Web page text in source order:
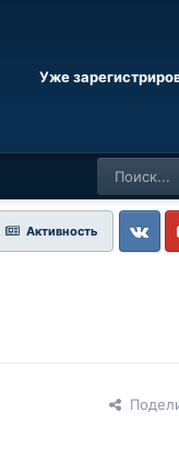
Уже
Активность
Vkontakte